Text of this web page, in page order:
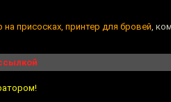
на присосках, принтер для бровей,